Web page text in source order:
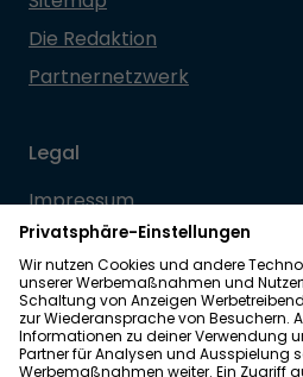
Die Redaktion
Partnernetzwerk
Legal
Impressum
Datenschutz
Allgemeine
Barrierefreiheit